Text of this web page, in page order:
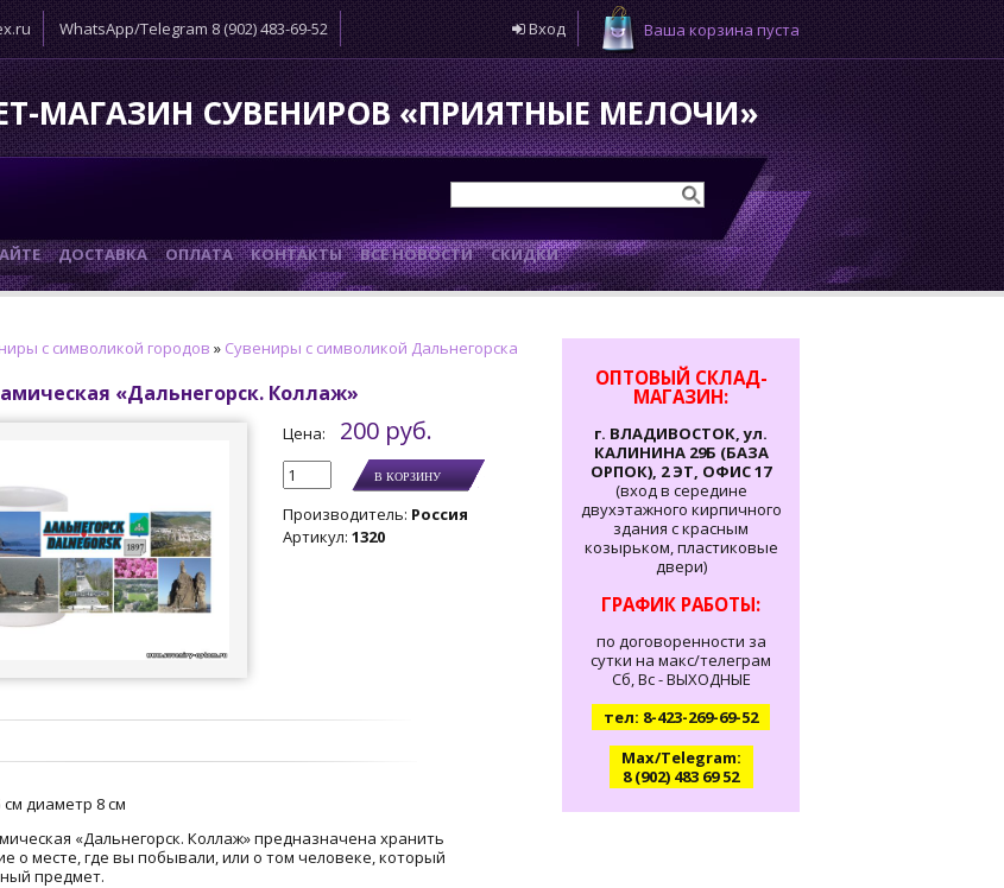
WhatsApp/Telegram 8 (902) 483-69-52 Ваша корзина пуста
Вход
МАГАЗИН СУВЕНИРОВ «ПРИЯТНЫЕ МЕЛОЧИ»
ДОСТАВКА ОПЛАТА КОНТАКТЫ ВСЕ НОВОСТИ СКИДКИ
с символикой городов » Сувениры с символикой Дальнегорска
«Дальнегорск. Коллаж»
Цена: 200 руб.
Производитель: Россия
Артикул: 1320
диаметр 8 см
«Дальнегорск. Коллаж» предназначена хранить
о месте, где вы побывали, или о том человеке, который
предмет.
ОПТОВЫЙ СКЛАД-
МАГАЗИН:
г. ВЛАДИВОСТОК, ул.
КАЛИНИНА 29Б (БАЗА
ОРПОК), 2 ЭТ, ОФИС 17
(вход в середине
двухэтажного кирпичного
здания с красным
козырьком, пластиковые
двери)
ГРАФИК РАБОТЫ:
по договоренности за
сутки на макс/телеграм
Сб, Вс - ВЫХОДНЫЕ
тел: 8-423-269-69-52
Max/Telegram:
8 (902) 483 69 52